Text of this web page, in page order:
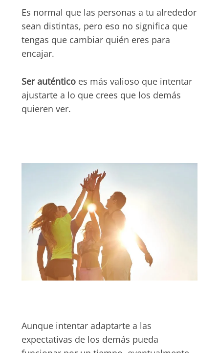
Es normal que las personas a tu alrededor
sean distintas, pero eso no significa que
tengas que cambiar quién eres para
encajar.
Ser auténticoes más valioso que intentar
ajustarte a lo que crees que los demás
quieren ver.
Aunque intentar adaptarte a las
expectativas de los demás pueda